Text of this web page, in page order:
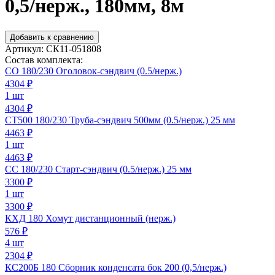
0,5/нерж., 180мм, 8м
Добавить к сравнению
Артикул: СК11-051808
Состав комплекта:
СО 180/230 Оголовок-сэндвич (0.5/нерж.)
4304 ₽
1 шт
4304 ₽
СТ500 180/230 Труба-сэндвич 500мм (0.5/нерж.) 25 мм
4463 ₽
1 шт
4463 ₽
СС 180/230 Старт-сэндвич (0.5/нерж.) 25 мм
3300 ₽
1 шт
3300 ₽
КХД 180 Хомут дистанционный (нерж.)
576 ₽
4 шт
2304 ₽
КС200Б 180 Сборник конденсата бок 200 (0,5/нерж.)